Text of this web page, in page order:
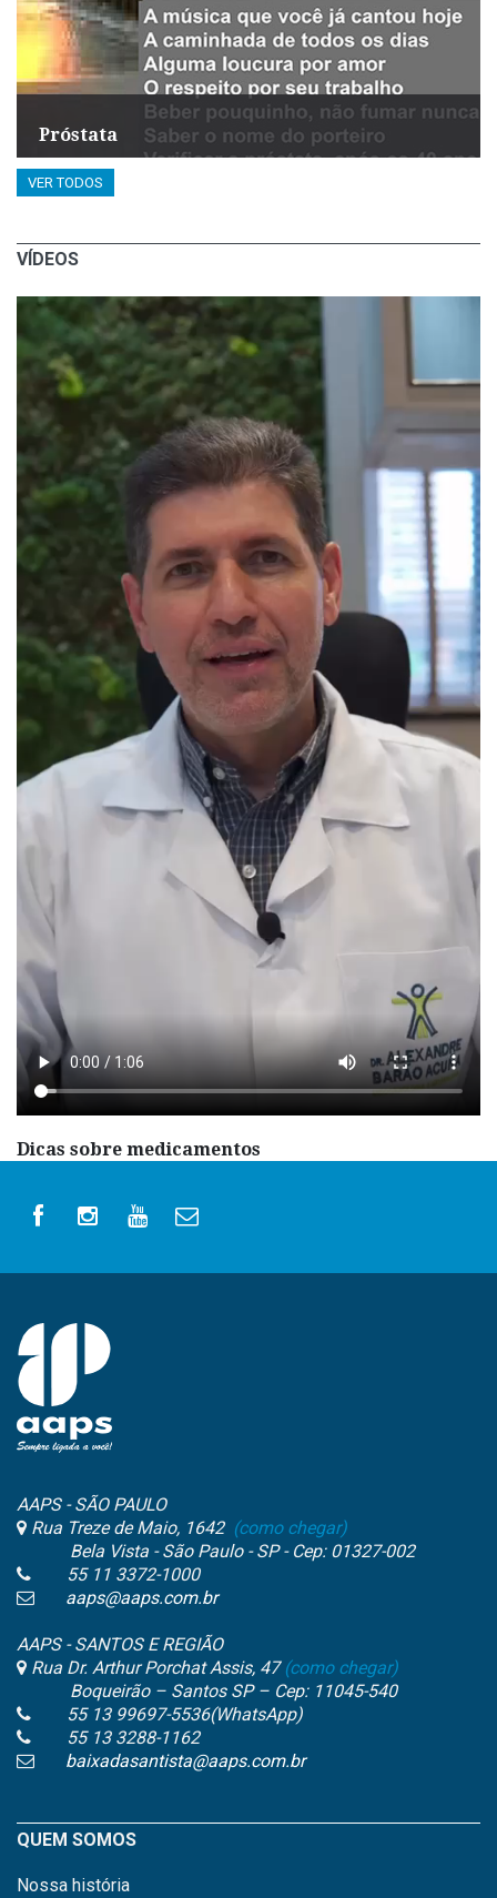
Próstata
VER TODOS
VÍDEOS
Dicas sobre medicamentos
AAPS - SÃO PAULO
Rua Treze de Maio, 1642 (como chegar)
Bela Vista - São Paulo - SP - Cep: 01327-002
55 11 3372-1000
aaps@aaps.com.br
AAPS - SANTOS E REGIÃO
Rua Dr. Arthur Porchat Assis, 47(como chegar)
Boqueirão – Santos SP – Cep: 11045-540
55 13 99697-5536(WhatsApp)
55 13 3288-1162
baixadasantista@aaps.com.br
QUEM SOMOS
Nossa história